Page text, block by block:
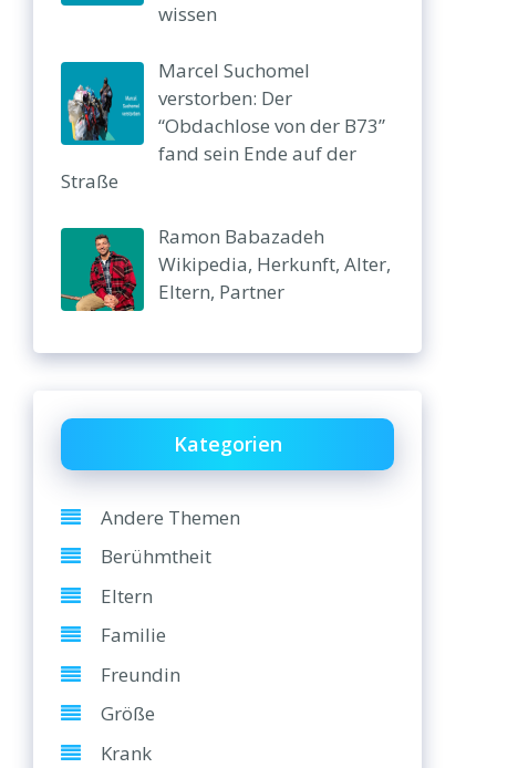
wissen
Marcel Suchomel
verstorben: Der
“Obdachlose von der B73”
fand sein Ende auf der
Straße
Ramon Babazadeh
Wikipedia, Herkunft, Alter,
Eltern, Partner
Kategorien
Andere Themen
Berühmtheit
Eltern
Familie
Freundin
Größe
Krank